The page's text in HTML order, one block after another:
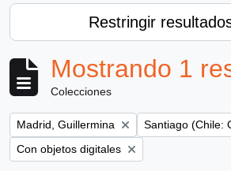
Restringir
Mostrando 1
Colecciones
Remove filter:
Madrid, Guillermina Remove filter:
Santiago (Chile:
Remove filter:
Con objetos digitales